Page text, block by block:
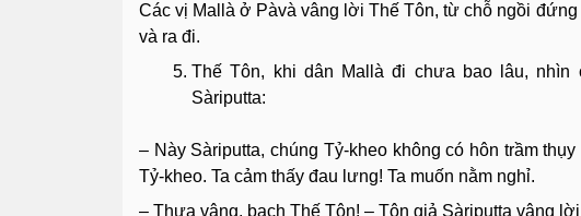
Các vị Mallà ở Pàvà vâng lời Thế Tôn, từ chỗ ngồi
và ra đi.
Thế Tôn, khi dân Mallà đi chưa bao lâu, nhìn
Sàriputta:
– Này Sàriputta, chúng Tỷ-kheo không có hôn trầm
Tỷ-kheo. Ta cảm thấy đau lưng! Ta muốn nằm nghỉ.
– Thưa vâng, bạch Thế Tôn! – Tôn giả Sàriputta vâng